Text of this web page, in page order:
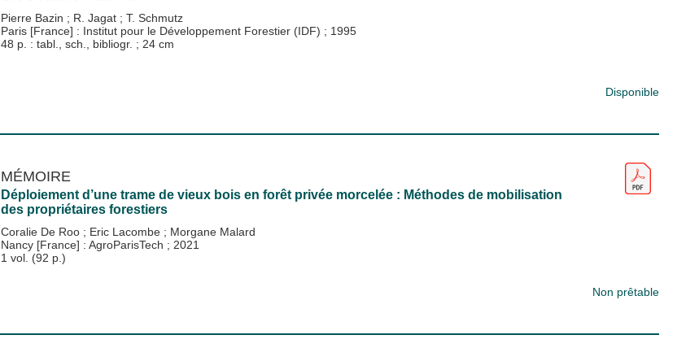
Pierre Bazin ; R. Jagat ; T. Schmutz
Paris [France] : Institut pour le Développement Forestier (IDF) ; 1995
48 p. : tabl., sch., bibliogr. ; 24 cm
Disponible
MÉMOIRE
Déploiement d’une trame de vieux bois en forêt privée morcelée : Méthodes de mobilisation
des propriétaires forestiers
Coralie De Roo ; Eric Lacombe ; Morgane Malard
Nancy [France] : AgroParisTech ; 2021
1 vol. (92 p.)
Non prêtable